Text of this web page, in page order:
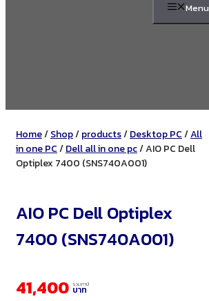
Menu
Home/Shop/products/Desktop PC/All
in one PC/Dell all in one pc/ AIO PC Dell
Optiplex 7400 (SNS740A001)
AIO PC Dell Optiplex
7400 (SNS740A001)
41,400 รวมภาษี
บาท